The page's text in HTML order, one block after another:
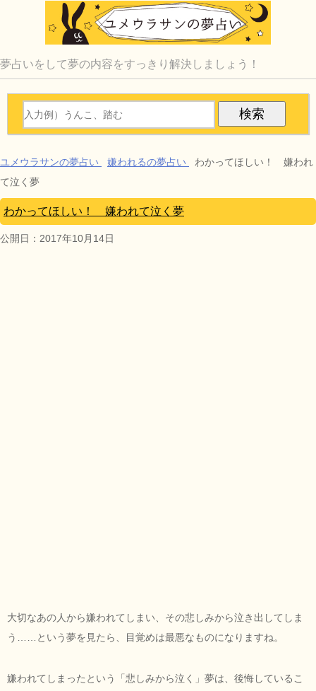
夢占いをして夢の内容をすっきり解決しましょう！
ユメウラサンの夢占い 嫌われるの夢占い
わかってほしい！ 嫌われ
て泣く夢
わかってほしい！ 嫌われて泣く夢
公開日： 2017年10月14日
大切なあの人から嫌われてしまい、その悲しみから泣き出してしま
う……という夢を見たら、目覚めは最悪なものになりますね。
嫌われてしまったという「悲しみから泣く」夢は、後悔しているこ